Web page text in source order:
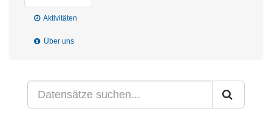
Aktivitäten
Über uns